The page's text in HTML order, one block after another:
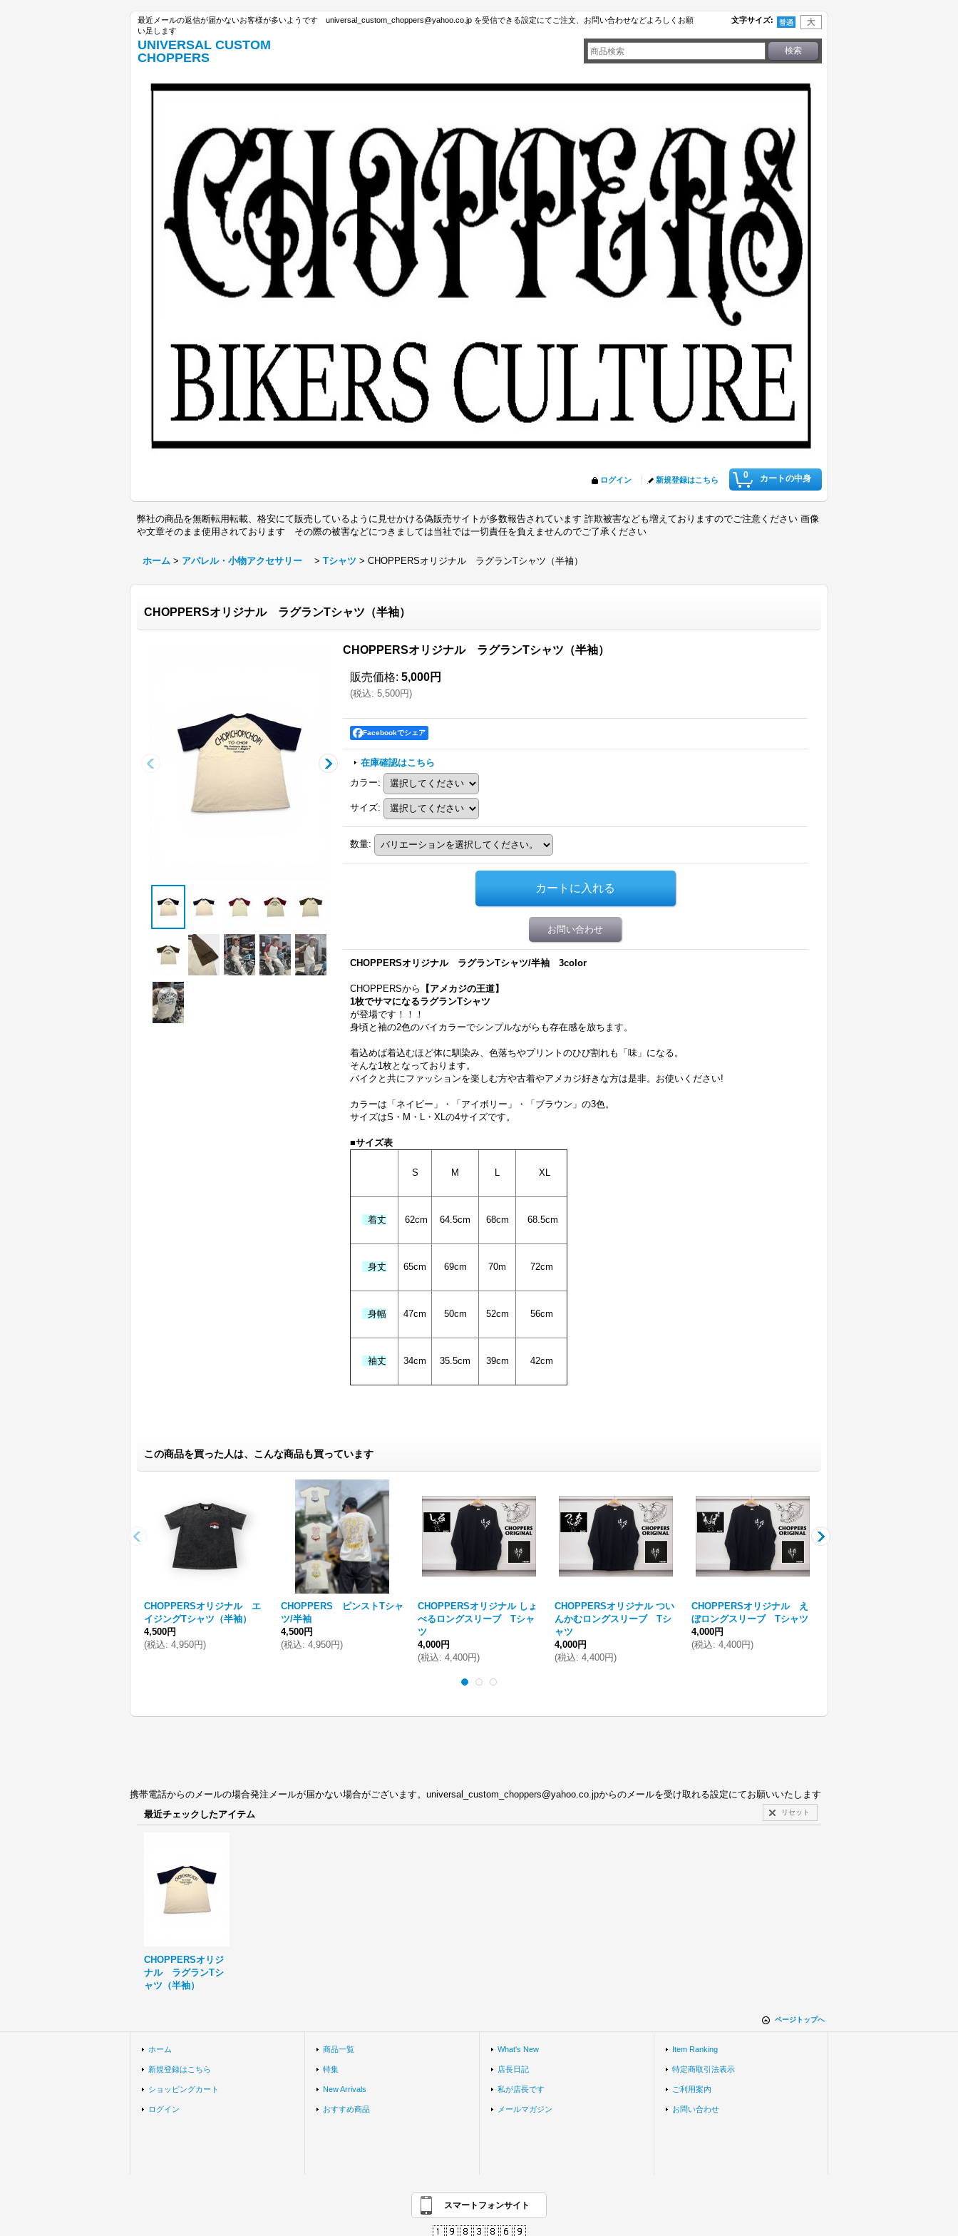
最近メールの返信が届かないお客様が多いようです universal_custom_choppers@yahoo.co.jp を受信できる設定にてご注文、お問い合わせなどよろしくお願
い足します
文字サイズ:
UNIVERSAL CUSTOM
CHOPPERS
0 カートの中身
ログイン 新規登録はこちら
弊社の商品を無断転用転載、格安にて販売しているように見せかける偽販売サイトが多数報告されています 詐欺被害なども増えておりますのでご注意ください 画像
や文章そのまま使用されております その際の被害などにつきましては当社では一切責任を負えませんのでご了承ください
ホーム > アパレル・小物アクセサリー > Tシャツ > CHOPPERSオリジナル ラグランTシャツ（半袖）
CHOPPERSオリジナル ラグランTシャツ（半袖）
CHOPPERSオリジナル ラグランTシャツ（半袖）
販売価格: 5,000円
(税込: 5,500円)
Facebookでシェア
在庫確認はこちら
カラー:
サイズ:
数量:
お問い合わせ
CHOPPERSオリジナル ラグランTシャツ/半袖 3color
CHOPPERSから
【アメカジの王道】
1枚でサマになるラグランTシャツ
が登場です！！！
身頃と袖の2色のバイカラーでシンプルながらも存在感を放ちます。
着込めば着込むほど体に馴染み、色落ちやプリントのひび割れも「味」になる。
そんな1枚となっております。
バイクと共にファッションを楽しむ方や古着やアメカジ好きな方は是非。お使いください!
カラーは「ネイビー」・「アイボリー」・「ブラウン」の3色。
サイズはS・M・L・XLの4サイズです。
■サイズ表
S M L XL
着丈 62cm 64.5cm 68cm 68.5cm
身丈 65cm 69cm 70m 72cm
身幅 47cm 50cm 52cm 56cm
袖丈 34cm 35.5cm 39cm 42cm
この商品を買った人は、こんな商品も買っています
CHOPPERSオリジナル エ
イジングTシャツ（半袖）
4,500円
(税込: 4,950円)
CHOPPERS ピンストTシャ
ツ/半袖
4,500円
(税込: 4,950円)
CHOPPERSオリジナル しょ
べるロングスリーブ Tシャ
ツ
4,000円
(税込: 4,400円)
CHOPPERSオリジナル つい
んかむロングスリーブ Tシ
ャツ
4,000円
(税込: 4,400円)
CHOPPERSオリジナル え
ぼロングスリーブ Tシャツ
4,000円
(税込: 4,400円)
携帯電話からのメールの場合発注メールが届かない場合がございます。universal_custom_choppers@yahoo.co.jpからのメールを受け取れる設定にてお願いいたします
最近チェックしたアイテム
リセット
CHOPPERSオリジ
ナル ラグランTシ
ャツ（半袖）
ページトップへ
ホーム
新規登録はこちら
ショッピングカート
ログイン
商品一覧
特集
New Arrivals
おすすめ商品
What's New
店長日記
私が店長です
メールマガジン
Item Ranking
特定商取引法表示
ご利用案内
お問い合わせ
スマートフォンサイト